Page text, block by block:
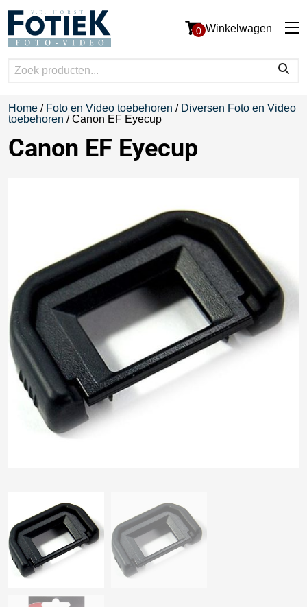
0 Winkelwagen
Home / Foto en Video toebehoren / Diversen Foto en Video
toebehoren / Canon EF Eyecup
Canon EF Eyecup